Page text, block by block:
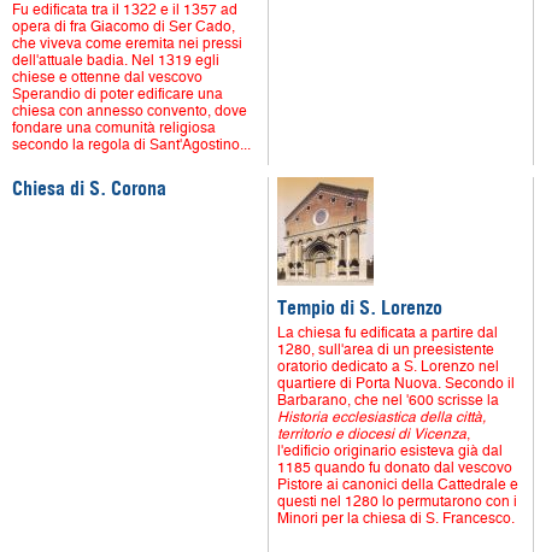
Fu edificata tra il 1322 e il 1357 ad
opera di fra Giacomo di Ser Cado,
che viveva come eremita nei pressi
dell'attuale badia. Nel 1319 egli
chiese e ottenne dal vescovo
Sperandio di poter edificare una
chiesa con annesso convento, dove
fondare una comunità religiosa
secondo la regola di Sant'Agostino...
Chiesa di S. Corona
Tempio di S. Lorenzo
La chiesa fu edificata a partire dal
1280, sull'area di un preesistente
oratorio dedicato a S. Lorenzo nel
quartiere di Porta Nuova. Secondo il
Barbarano, che nel '600 scrisse la
Historia ecclesiastica della città,
territorio e diocesi di Vicenza,
l'edificio originario esisteva già dal
1185 quando fu donato dal vescovo
Pistore ai canonici della Cattedrale e
questi nel 1280 lo permutarono con i
Minori per la chiesa di S. Francesco.